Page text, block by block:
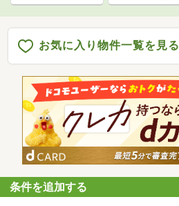
お気に入り物件一覧を見る
条件を追加する